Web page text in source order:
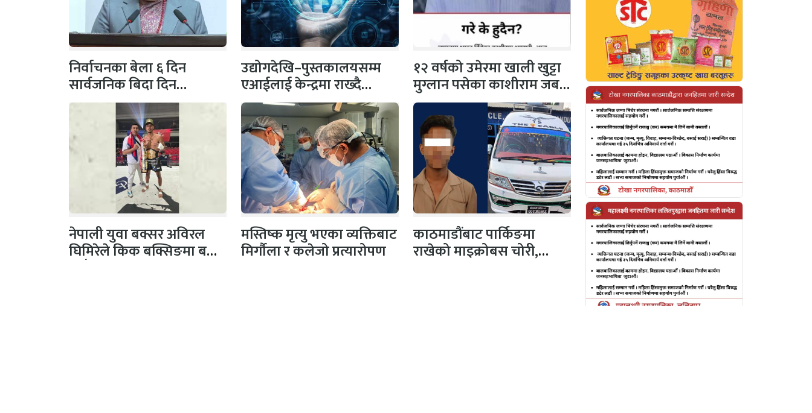
निर्वाचनका बेला ६ दिन
सार्वजनिक बिदा दिन
प्रधानमन्त्रीलाई ज्ञापन
उद्योगदेखि–पुस्तकालयसम्म
एआईलाई केन्द्रमा राख्दै
डिजिटल रूपान्तरण तीव्र
बनाउने रणनीतिमा चीन
१२ वर्षको उमेरमा खाली खुट्टा
मुग्लान पसेका काशीराम जब
हेलिकप्टरमा…
नेपाली युवा बक्सर अविरल
घिमिरेले किक बक्सिङमा बनाए
नयाँ कीर्तिमान
मस्तिष्क मृत्यु भएका व्यक्तिबाट
मिर्गौला र कलेजो प्रत्यारोपण
काठमाडौंबाट पार्किङमा
राखेको माइक्रोबस चोरी,